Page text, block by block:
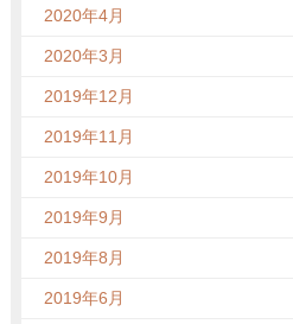
2020年4月
2020年3月
2019年12月
2019年11月
2019年10月
2019年9月
2019年8月
2019年6月